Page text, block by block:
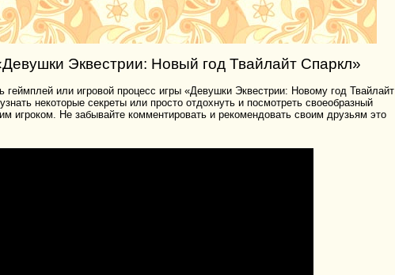
Эквестрии: Новый год Твайлайт Спаркл»
или игровой процесс игры «Девушки Эквестрии: Новому год Твайлайт
некоторые секреты или просто отдохнуть и посмотреть своеобразный
игроком. Не забывайте комментировать и рекомендовать своим друзьям это